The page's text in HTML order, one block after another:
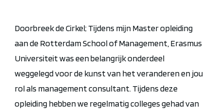
Doorbreek de Cirkel; Tijdens mijn Master opleiding
aan de Rotterdam School of Management, Erasmus
Universiteit was een belangrijk onderdeel
weggelegd voor de kunst van het veranderen en jou
rol als management consultant. Tijdens deze
opleiding hebben we regelmatig colleges gehad van